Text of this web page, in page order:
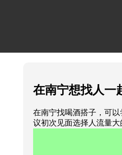
在南宁想找人一
在南宁找喝酒搭子，可
议初次见面选择人流量